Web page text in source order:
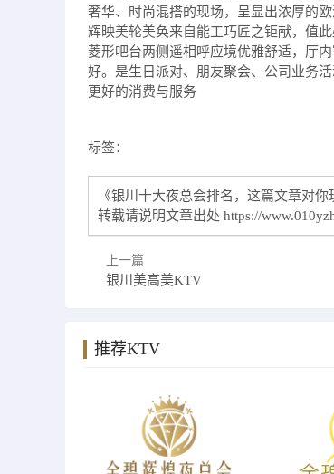
奢华、时尚混搭的现场，呈显出浓厚的
辉映美轮美奂来自能工巧匠之钜献，值
菱形吧台两侧遥相呼应境优雅舒适，厅
好。是生日派对、朋友聚会、公司业务
更好的消费与服务
标签：
《银川十大夜总会排名，这篇文章对
转载请说明文章出处 https://
上一篇
银川美高美KTV
推荐KTV